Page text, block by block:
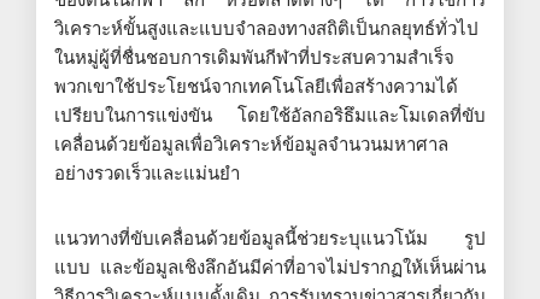
วิเคราะห์ขั้นสูงและแบบจำลองทางสถิติเป็นกลยุทธ์ทั่วไป
ในหมู่ผู้ที่ชื่นชอบการเดิมพันกีฬาที่ประสบความสำเร็จ
พวกเขาใช้ประโยชน์จากเทคโนโลยีเพื่อสร้างความได้
เปรียบในการแข่งขัน โดยใช้อัลกอริธึมและโมเดลที่ขับ
เคลื่อนด้วยข้อมูลเพื่อวิเคราะห์ข้อมูลจำนวนมหาศาล
อย่างรวดเร็วและแม่นยำ
แนวทางที่ขับเคลื่อนด้วยข้อมูลนี้ช่วยระบุแนวโน้ม รูป
แบบ และข้อมูลเชิงลึกอันมีค่าที่อาจไม่ปรากฏให้เห็นผ่าน